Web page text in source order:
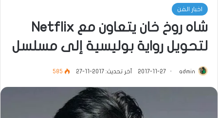
اخبار الفن
شاه روخ خان يتعاون مع Netflix
لتحويل رواية بوليسية إلى مسلسل
admin
2017-11-27 آخر تحديث: 2017-11-27 585